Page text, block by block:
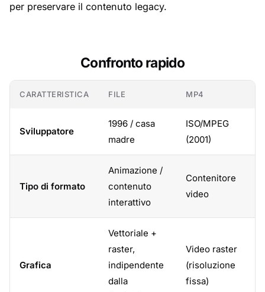
per preservare il contenuto legacy.
Confronto rapido
CARATTERISTICA FILE MP4
Sviluppatore
1996 / casa
madre
ISO/MPEG
(2001)
Tipo di formato
Animazione /
contenuto
interattivo
Contenitore
video
Grafica
Vettoriale +
raster,
indipendente
dalla
Video raster
(risoluzione
fissa)